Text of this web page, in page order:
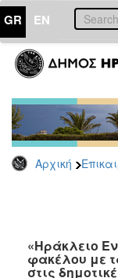
GR EN
Αρχική
ΕΠΙΚΑΙΡΟΤΗΤΑ
Αρχείο
ΕΠΙΣΚΕΠΤΗΣ
ΗΡΑΚΛΕΙΟ
«Ηράκλειο
φακέλου με
στις